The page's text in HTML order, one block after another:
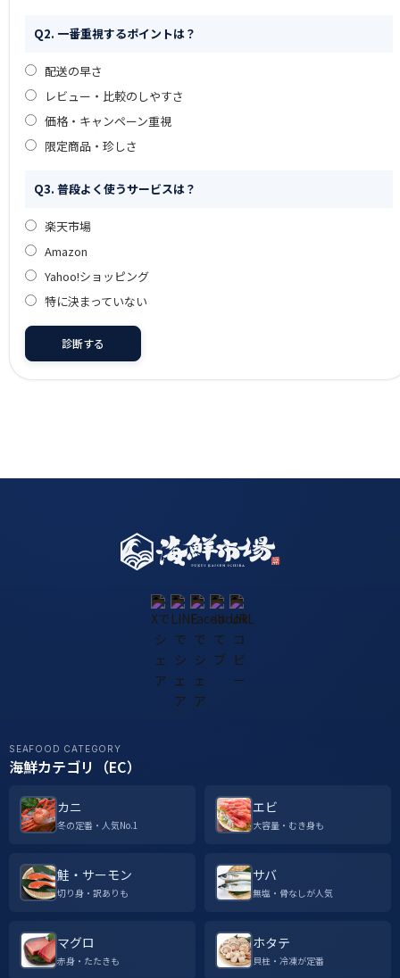
Q2. 一番重視するポイントは？
配送の早さ
レビュー・比較のしやすさ
価格・キャンペーン重視
限定商品・珍しさ
Q3. 普段よく使うサービスは？
楽天市場
Amazon
Yahoo!ショッピング
特に決まっていない
診断する
SEAFOOD CATEGORY
海鮮カテゴリ（EC）
カニ
冬の定番・人気No.1
エビ
大容量・むき身も
鮭・サーモン
切り身・訳ありも
サバ
無塩・骨なしが人気
マグロ
赤身・たたきも
ホタテ
貝柱・冷凍が定番